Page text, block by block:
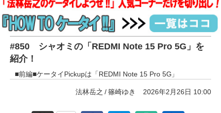
#850 シャオミの「REDMI Note 15 Pro 5G」を
紹介！
■前編■ケータイPickupは「REDMI Note 15 Pro 5G」
法林岳之 篠崎ゆき 2026年2月26日 10:00